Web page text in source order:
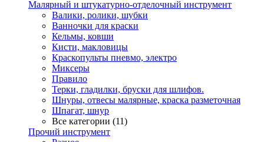
Малярный и штукатурно-отделочный инструмент
Валики, ролики, шубки
Ванночки для краски
Кельмы, ковши
Кисти, макловицы
Краскопульты пневмо, электро
Миксеры
Правило
Терки, гладилки, бруски для шлифов.
Шнуры, отвесы малярные, краска разметочная
Шпагат, шнур
Все категории (11)
Прочий инструмент